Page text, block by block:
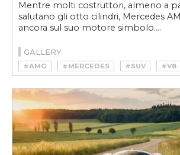
Mentre molti costruttori, almeno a
salutano gli otto cilindri, Mercedes
ancora sul suo motore simbolo....
GALLERY
#AMG #MERCEDES #SUV #V8